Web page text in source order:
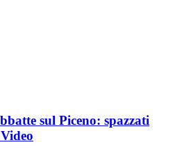
sul Piceno: spazzati
Video